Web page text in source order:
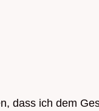
dass ich dem